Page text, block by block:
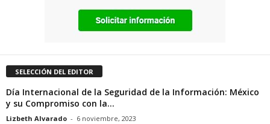
SELECCIÓN DEL EDITOR
Día Internacional de la Seguridad de la Información: México
y su Compromiso con la...
Lizbeth Alvarado - 6 noviembre, 2023